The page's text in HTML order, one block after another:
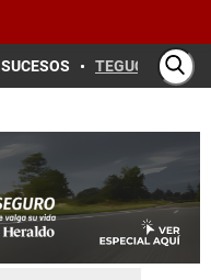
SUCESOS TEGUCIGALPA